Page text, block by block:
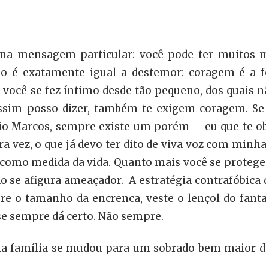
mensagem particular: você pode ter muitos
é exatamente igual a destemor: coragem é
se fez íntimo desde tão pequeno, dos quais
posso dizer, também te exigem coragem.
Marcos, sempre existe um porém – eu que te
vez, o que já devo ter dito de viva voz com
medida da vida. Quanto mais você se
se afigura ameaçador. A estratégia contrafóbica
o tamanho da encrenca, veste o lençol do
sempre dá certo. Não sempre.
família se mudou para um sobrado bem maior